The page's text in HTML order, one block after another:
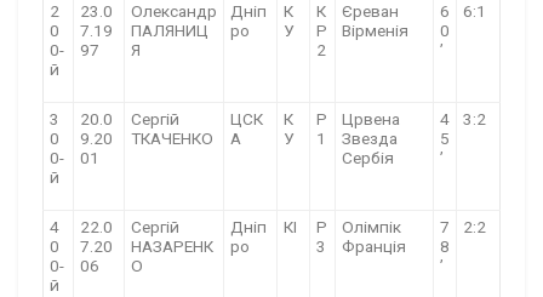
2
0
0-
й
23.0
7.19
97
Олександр
ПАЛЯНИЦ
Я
Дніп
ро
К
У
К
Р
2
Єреван
Вірменія
6
0
’
6:1
3
0
0-
й
20.0
9.20
01
Сергій
ТКАЧЕНКО
ЦСК
А
К
У
Р
1
Црвена
Звезда
Сербія
4
5
’
3:2
4
0
0-
й
22.0
7.20
06
Сергій
НАЗАРЕНК
О
Дніп
ро
КІ
Р
3
Олімпік
Франція
7
8
’
2:2